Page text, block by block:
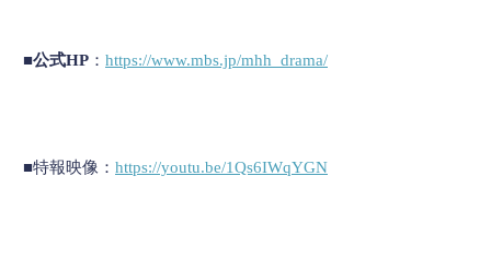
■公式HP ： https://www.mbs.jp/mhh_ drama/
■特報映像： https://youtu.be/1Qs6IWqYGN